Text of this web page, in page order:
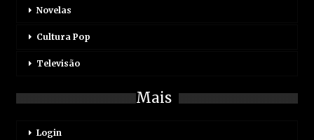
Novelas
Cultura Pop
Televisão
Mais
Login